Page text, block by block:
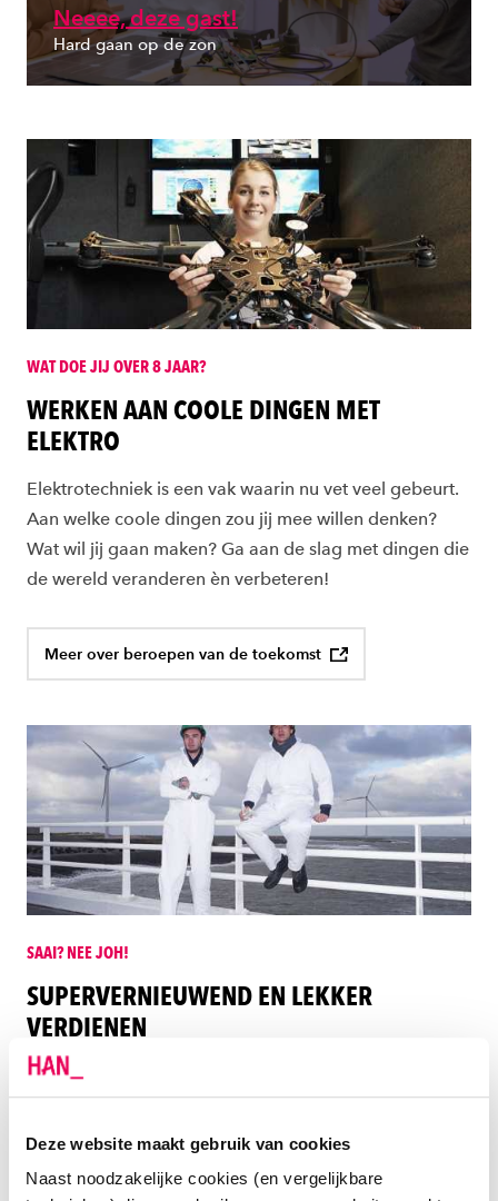
Deze website maakt gebruik van cookies
Naast noodzakelijke cookies (en vergelijkbare
Neeee, deze gast!
Hard gaan op de zon
WAT DOE JIJ OVER 8 JAAR?
WERKEN AAN COOLE DINGEN MET
ELEKTRO
Elektrotechniek is een vak waarin nu vet veel gebeurt.
Aan welke coole dingen zou jij mee willen denken?
Wat wil jij gaan maken? Ga aan de slag met dingen die
de wereld veranderen èn verbeteren!
Meer over beroepen van de toekomst
SAAI? NEE JOH!
SUPERVERNIEUWEND EN LEKKER
VERDIENEN
Nieuwe manieren om energie op te wekken. Slimmere
oplossingen voor morgen. Als je voor Elektrotechniek
altijd overal aan de bak, met goedbetaald werk.